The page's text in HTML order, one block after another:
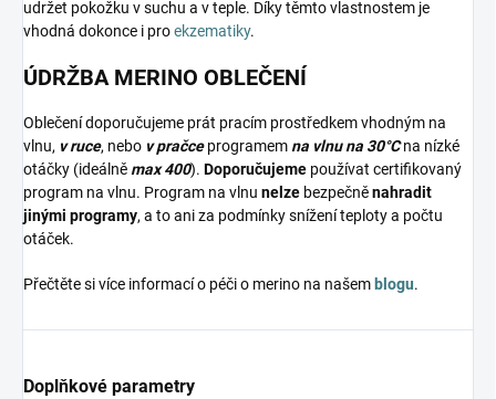
udržet pokožku v suchu a v teple. Díky těmto vlastnostem je
vhodná dokonce i proekzematiky.
ÚDRŽBA MERINO OBLEČENÍ
Oblečení doporučujeme prát pracím prostředkem vhodným na
vlnu, v ruce, nebo v pračceprogramemna vlnu na 30°Cna nízké
otáčky (ideálněmax 400). Doporučujeme používat certifikovaný
program na vlnu. Program na vlnu nelze bezpečněnahradit
jinými programy, a to ani za podmínky snížení teploty a počtu
otáček.
Přečtěte si více informací o péči o merino na našem blogu.
Doplňkové parametry